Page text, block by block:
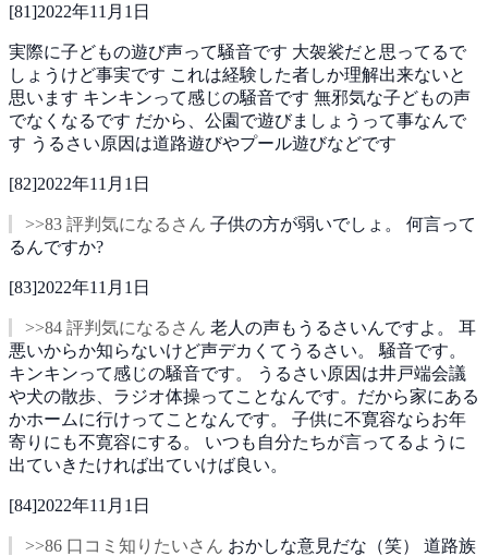
[81]2022年11月1日
実際に子どもの遊び声って騒音です 大袈裟だと思ってるで
しょうけど事実です これは経験した者しか理解出来ないと
思います キンキンって感じの騒音です 無邪気な子どもの声
でなくなるです だから、公園で遊びましょうって事なんで
す うるさい原因は道路遊びやプール遊びなどです
[82]2022年11月1日
>>83 評判気になるさん 子供の方が弱いでしょ。 何言って
るんですか?
[83]2022年11月1日
>>84 評判気になるさん 老人の声もうるさいんですよ。 耳
悪いからか知らないけど声デカくてうるさい。 騒音です。
キンキンって感じの騒音です。
うるさい原因は井戸端会議
や犬の散歩、ラジオ体操ってことなんです。だから家にある
かホームに行けってことなんです。 子供に不寛容ならお年
寄りにも不寛容にする。 いつも自分たちが言ってるように
出ていきたければ出ていけば良い。
[84]2022年11月1日
>>86 口コミ知りたいさん おかしな意見だな（笑） 道路族